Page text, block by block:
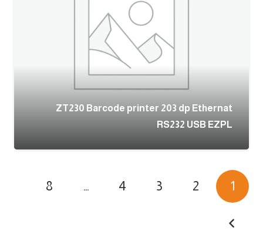
ZT230 Barcode printer 203 dp Ethernat
RS232 USB EZPL
1
2
3
4
…
8